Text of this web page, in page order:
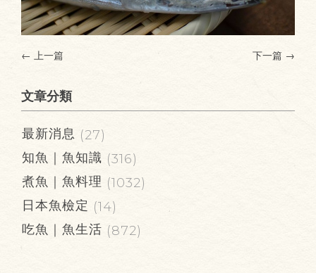
← 上一篇 下一篇 →
文章分類
最新消息 (27)
知魚｜魚知識 (316)
煮魚｜魚料理 (1032)
日本魚檢定 (14)
吃魚｜魚生活 (872)